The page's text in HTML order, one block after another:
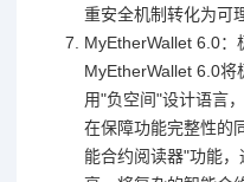
重安全机制转化为可
MyEtherWallet 6.0：
MyEtherWallet 6.0将
用"负空间"设计语言
在保障功能完整性的
能合约阅读器"功能